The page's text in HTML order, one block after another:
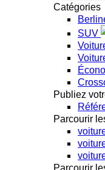
Catégories
SUV
Publiez
Parcourir